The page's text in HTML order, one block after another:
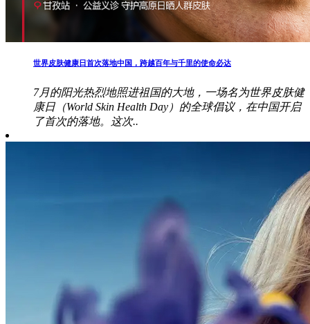
世界皮肤健康日首次落地中国，跨越百年与千里的使命必达
7月的阳光热烈地照进祖国的大地，一场名为世界皮肤健
康日（World Skin Health Day）的全球倡议，在中国开启
了首次的落地。这次..